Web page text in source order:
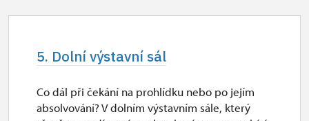
5. Dolní výstavní sál
Co dál při čekání na prohlídku nebo po jejím
absolvování? V dolním výstavním sále, který